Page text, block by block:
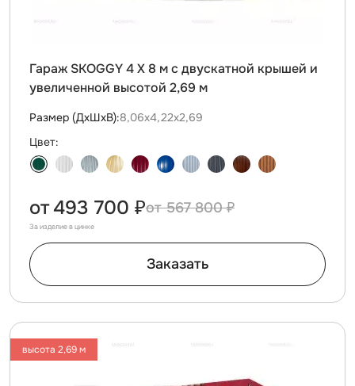
Гараж SKOGGY 4 Х 8 м с двускатной крышей и
увеличенной высотой 2,69 м
Размер (ДxШxВ):8,06х4,22х2,69
Цвет:
567 800 ₽
от 493 700 ₽
За изделие в цинке
Заказать
высота 2,69 м